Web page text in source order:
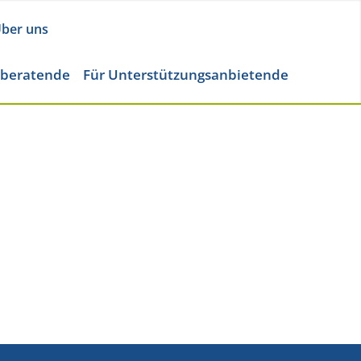
uns
Für Unterstützungsanbietende